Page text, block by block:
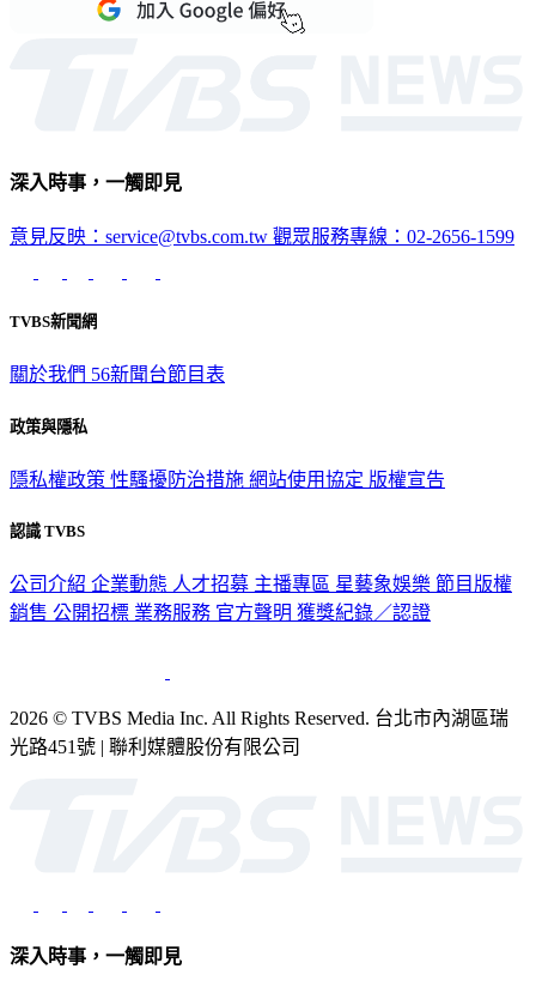
深入時事，一觸即見
意見反映：service@tvbs.com.tw 觀眾服務專線：02-2656-1599
TVBS新聞網
關於我們 56新聞台節目表
政策與隱私
隱私權政策 性騷擾防治措施 網站使用協定 版權宣告
認識 TVBS
公司介紹 企業動態 人才招募 主播專區 星藝象娛樂 節目版權
銷售 公開招標 業務服務 官方聲明 獲獎紀錄／認證
2026 © TVBS Media Inc. All Rights Reserved. 台北市內湖區瑞
光路451號 | 聯利媒體股份有限公司
深入時事，一觸即見